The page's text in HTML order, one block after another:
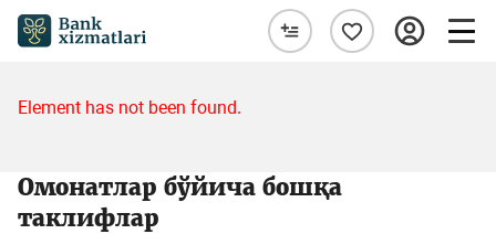
Element has not been found.
Омонатлар бўйича бошқа
таклифлар